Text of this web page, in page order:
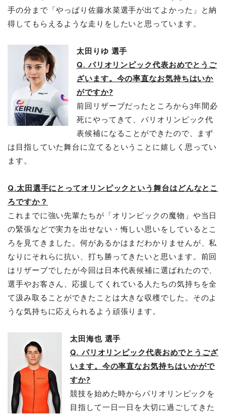
手の分まで「やっぱり佐藤水菜選手が出てよかった」と納
得してもらえるような走りをしたいと思っています。
太田りゆ 選手
Q. パリオリンピック代表おめでとうご
ざいます。今の率直なお気持ちはいか
がですか?
前回リザーブだったところから3年間必
死にやってきて、パリオリンピック代
表候補になることができたので、まず
は目指していた舞台に立てるということに嬉しく思ってい
ます。
Q.太田選手にとってオリンピックという舞台はどんなとこ
ろですか？
これまでに強い先輩たちが「オリンピックの魔物」や当日
の緊張などで実力を出せない・悔しい思いをしているとこ
ろを見てきました。何があるかはまだわかりませんが、私
なりにそれらに抗い、打ち勝ってきたいと思います。前回
はリザーブでしたが今回は日本代表候補に選ばれたので、
選手やお客さん、応援してくれている人たちの気持ちを全
て汲み取ることができたことは大きな収穫でした。そのよ
うな気持ちに応えられるよう頑張ります。
太田海也 選手
Q. パリオリンピック代表おめでとうござ
います。今の率直なお気持ちはいかがで
すか?
競技を始めた時からパリオリンピックを
目指して一日一日を大切に過ごしてきた